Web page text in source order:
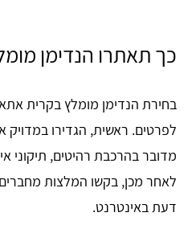
כך תאתרו הנדימן
בחירת הנדימן מומלץ בקרית
לפרטים. ראשית, הגדירו
מדובר בהרכבת רהיטים, תיקוני
לאחר מכן, בקשו המלצות
דעת באינטרנט.